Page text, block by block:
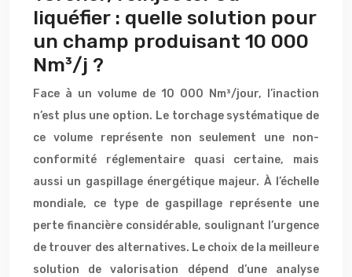
liquéfier : quelle solution pour
un champ produisant 10 000
Nm³/j ?
Face à un volume de 10 000 Nm³/jour, l’inaction
n’est plus une option. Le torchage systématique de
ce volume représente non seulement une non-
conformité réglementaire quasi certaine, mais
aussi un gaspillage énergétique majeur. À l’échelle
mondiale, ce type de gaspillage représente une
perte financière considérable, soulignant l’urgence
de trouver des alternatives. Le choix de la meilleure
solution de valorisation dépend d’une analyse